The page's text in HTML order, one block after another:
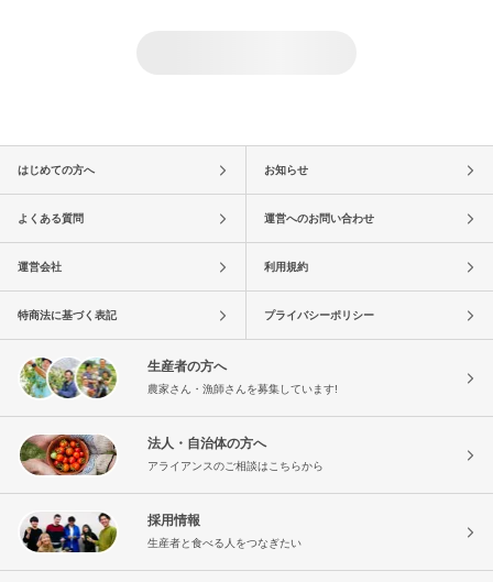
はじめての方へ お知らせ
よくある質問 運営へのお問い合わせ
運営会社 利用規約
特商法に基づく表記 プライバシーポリシー
生産者の方へ
農家さん・漁師さんを募集しています!
法人・自治体の方へ
アライアンスのご相談はこちらから
採用情報
生産者と食べる人をつなぎたい